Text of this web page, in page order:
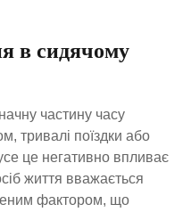
в сидячому
частину часу
тривалі поїздки або
це негативно впливає
життя вважається
фактором, що